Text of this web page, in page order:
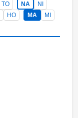
TO NA
NI
HO MA
MI